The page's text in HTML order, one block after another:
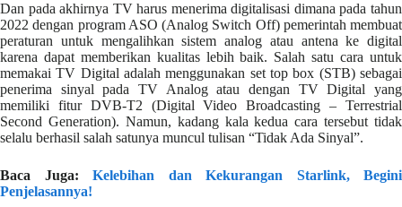
Dan pada akhirnya TV harus menerima digitalisasi dimana pada tahun
2022 dengan program ASO (Analog Switch Off) pemerintah membuat
peraturan untuk mengalihkan sistem analog atau antena ke digital
karena dapat memberikan kualitas lebih baik. Salah satu cara untuk
memakai TV Digital adalah menggunakan set top box (STB) sebagai
penerima sinyal pada TV Analog atau dengan TV Digital yang
memiliki fitur DVB-T2 (Digital Video Broadcasting – Terrestrial
Second Generation). Namun, kadang kala kedua cara tersebut tidak
selalu berhasil salah satunya muncul tulisan “Tidak Ada Sinyal”.
Baca Juga:
Kelebihan dan Kekurangan Starlink, Begini
Penjelasannya!